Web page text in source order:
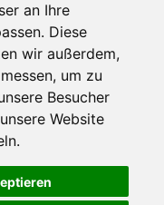
an Ihre
Diese
wir außerdem,
um zu
Besucher
Website